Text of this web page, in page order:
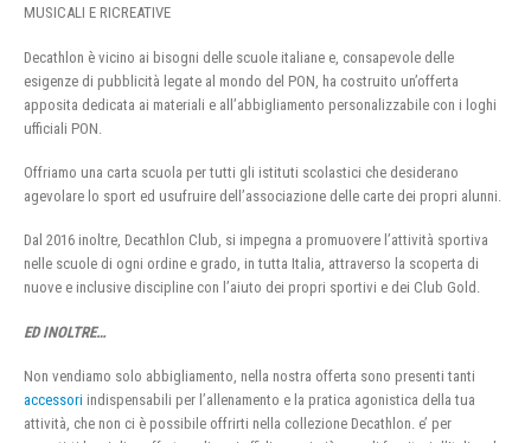
MUSICALI E RICREATIVE
Decathlon è vicino ai bisogni delle scuole italiane e, consapevole delle
esigenze di pubblicità legate al mondo del PON, ha costruito un’offerta
apposita dedicata ai materiali e all’abbigliamento personalizzabile con i loghi
ufficiali PON.
Offriamo una carta scuola per tutti gli istituti scolastici che desiderano
agevolare lo sport ed usufruire dell’associazione delle carte dei propri alunni.
Dal 2016 inoltre, Decathlon Club, si impegna a promuovere l’attività sportiva
nelle scuole di ogni ordine e grado, in tutta Italia, attraverso la scoperta di
nuove e inclusive discipline con l’aiuto dei propri sportivi e dei Club Gold.
ED INOLTRE…
Non vendiamo solo abbigliamento, nella nostra offerta sono presenti tanti
accessori indispensabili per l’allenamento e la pratica agonistica della tua
attività, che non ci è possibile offrirti nella collezione Decathlon. e’ per